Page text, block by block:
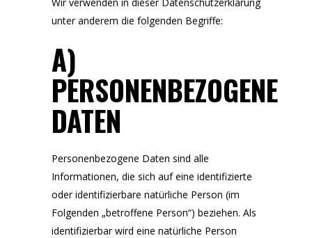
unter anderem die folgenden Begriffe:
A)
PERSONENBEZOGENE
DATEN
Personenbezogene Daten sind alle
Informationen, die sich auf eine identifizierte
oder identifizierbare natürliche Person (im
Folgenden „betroffene Person“) beziehen. Als
identifizierbar wird eine natürliche Person